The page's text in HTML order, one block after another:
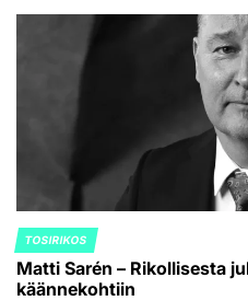
POSTED
IN
TOSIRIKOS
Matti Sarén – Rikollisesta
käännekohtiin